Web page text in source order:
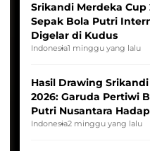
Srikandi Merdeka Cup
Sepak Bola Putri
Digelar di Kudus
Indonesia1 minggu yang lalu
Hasil Drawing
2026: Garuda Pertiwi
Putri Nusantara
Indonesia2 minggu yang lalu